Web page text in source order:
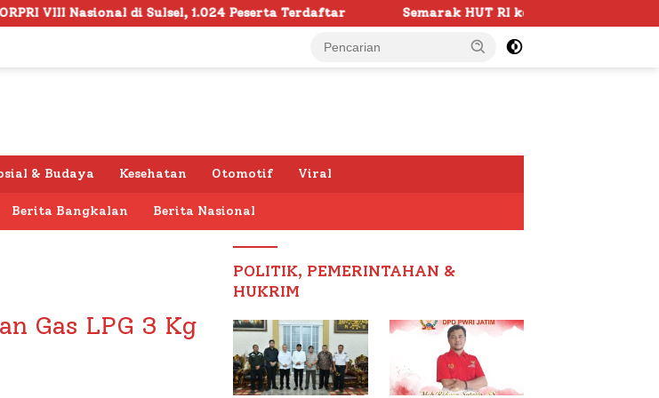
1.024 Peserta Terdaftar Semarak HUT RI ke -81 di Sumenep Dimulai, Bupati Fauzi Awali
& Budaya Kesehatan Otomotif Viral
Berita Bangkalan Berita Nasional
Gas LPG 3 Kg
POLITIK, PEMERINTAHAN &
HUKRIM